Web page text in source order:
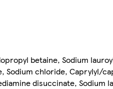
betaine, Sodium
Sodium chloride, Caprylyl/
disuccinate, Sodium